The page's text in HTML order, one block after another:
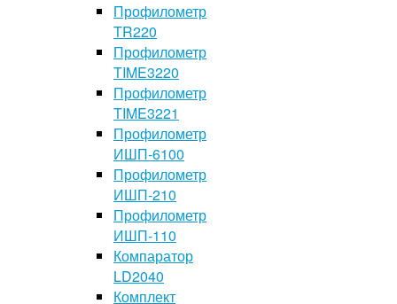
Профилометр
TR220
Профилометр
TIME3220
Профилометр
TIME3221
Профилометр
ИШП-6100
Профилометр
ИШП-210
Профилометр
ИШП-110
Компаратор
LD2040
Комплект